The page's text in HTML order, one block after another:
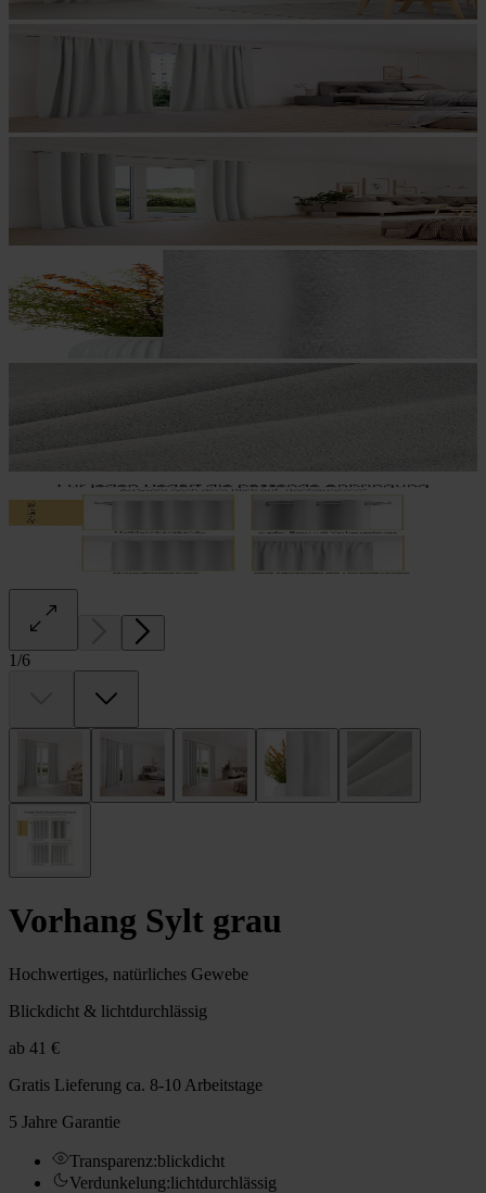
1/6
Vorhang Sylt grau
Hochwertiges, natürliches Gewebe
Blickdicht & lichtdurchlässig
ab 41 €
Gratis Lieferung ca. 8-10 Arbeitstage
5 Jahre Garantie
Transparenz:blickdicht
Verdunkelung:lichtdurchlässig